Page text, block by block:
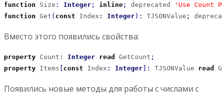
function Size : Integer ; inline ; deprecated
'Use Count
function Get ( const Index : Integer) : TJSONValue ;
Вместо этого появились свойства:
property Count : Integer read GetCount ;
property Items const Index : Integer : TJSONValue read
Появились новые методы для работы с числами с